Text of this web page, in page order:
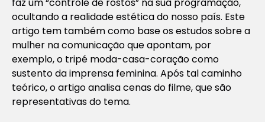
ocultando a realidade estética do nosso país. Este
artigo tem também como base os estudos sobre a
mulher na comunicação que apontam, por
exemplo, o tripé moda-casa-coração como
sustento da imprensa feminina. Após tal caminho
teórico, o artigo analisa cenas do filme, que são
representativas do tema.